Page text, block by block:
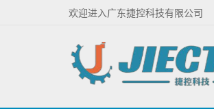
欢迎进入广东捷控科技有限公司